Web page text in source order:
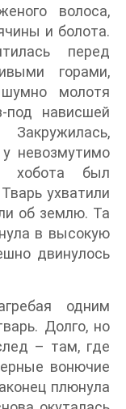
волоса,
и болота.
перед
горами,
молотя
под нависшей
невозмутимо
хобота был
ухватили
об землю. Та
в высокую
двинулось
одним
Долго, но
– там, где
вонючие
плюнула